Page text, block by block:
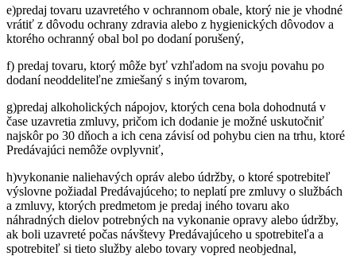
e)predaj tovaru uzavretého v ochrannom obale, ktorý nie je vhodné
vrátiť z dôvodu ochrany zdravia alebo z hygienických dôvodov a
ktorého ochranný obal bol po dodaní porušený,
f) predaj tovaru, ktorý môže byť vzhľadom na svoju povahu po
dodaní neoddeliteľne zmiešaný s iným tovarom,
g)predaj alkoholických nápojov, ktorých cena bola dohodnutá v
čase uzavretia zmluvy, pričom ich dodanie je možné uskutočniť
najskôr po 30 dňoch a ich cena závisí od pohybu cien na trhu, ktoré
Predávajúci nemôže ovplyvniť,
h)vykonanie naliehavých opráv alebo údržby, o ktoré spotrebiteľ
výslovne požiadal Predávajúceho; to neplatí pre zmluvy o službách
a zmluvy, ktorých predmetom je predaj iného tovaru ako
náhradných dielov potrebných na vykonanie opravy alebo údržby,
ak boli uzavreté počas návštevy Predávajúceho u spotrebiteľa a
spotrebiteľ si tieto služby alebo tovary vopred neobjednal,